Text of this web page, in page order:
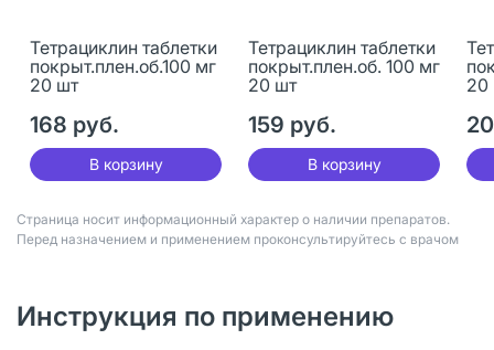
Тетрациклин таблетки
покрыт.плен.об.100 мг
20 шт
168 руб.
В корзину
Тетрациклин таблетки
покрыт.плен.об. 100 мг
20 шт
159 руб.
В корзину
20
Страница носит информационный характер о наличии препаратов.
Перед назначением и применением проконсультируйтесь с врачом
Инструкция по применению